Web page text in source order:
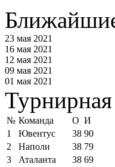
23 мая 2021
16 мая 2021
12 мая 2021
09 мая 2021
01 мая 2021
№ Команда О И
1
Ювентус 38 90
2
Наполи 38 79
3
Аталанта 38 69